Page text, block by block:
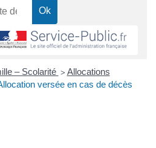
– Scolarité > Allocations
versée en cas de décès